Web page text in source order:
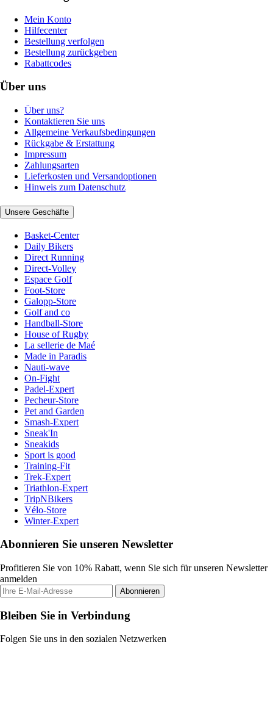
Mein Konto
Hilfecenter
Bestellung verfolgen
Bestellung zurückgeben
Rabattcodes
Über uns
Über uns?
Kontaktieren Sie uns
Allgemeine Verkaufsbedingungen
Rückgabe & Erstattung
Impressum
Zahlungsarten
Lieferkosten und Versandoptionen
Hinweis zum Datenschutz
Unsere Geschäfte
Basket-Center
Daily Bikers
Direct Running
Direct-Volley
Espace Golf
Foot-Store
Galopp-Store
Golf and co
Handball-Store
House of Rugby
La sellerie de Maé
Made in Paradis
Nauti-wave
On-Fight
Padel-Expert
Pecheur-Store
Pet and Garden
Smash-Expert
Sneak'In
Sneakids
Sport is good
Training-Fit
Trek-Expert
Triathlon-Expert
TripNBikers
Vélo-Store
Winter-Expert
Abonnieren Sie unseren Newsletter
Profitieren Sie von 10% Rabatt, wenn Sie sich für unseren Newsletter
anmelden
Abonnieren
Bleiben Sie in Verbindung
Folgen Sie uns in den sozialen Netzwerken